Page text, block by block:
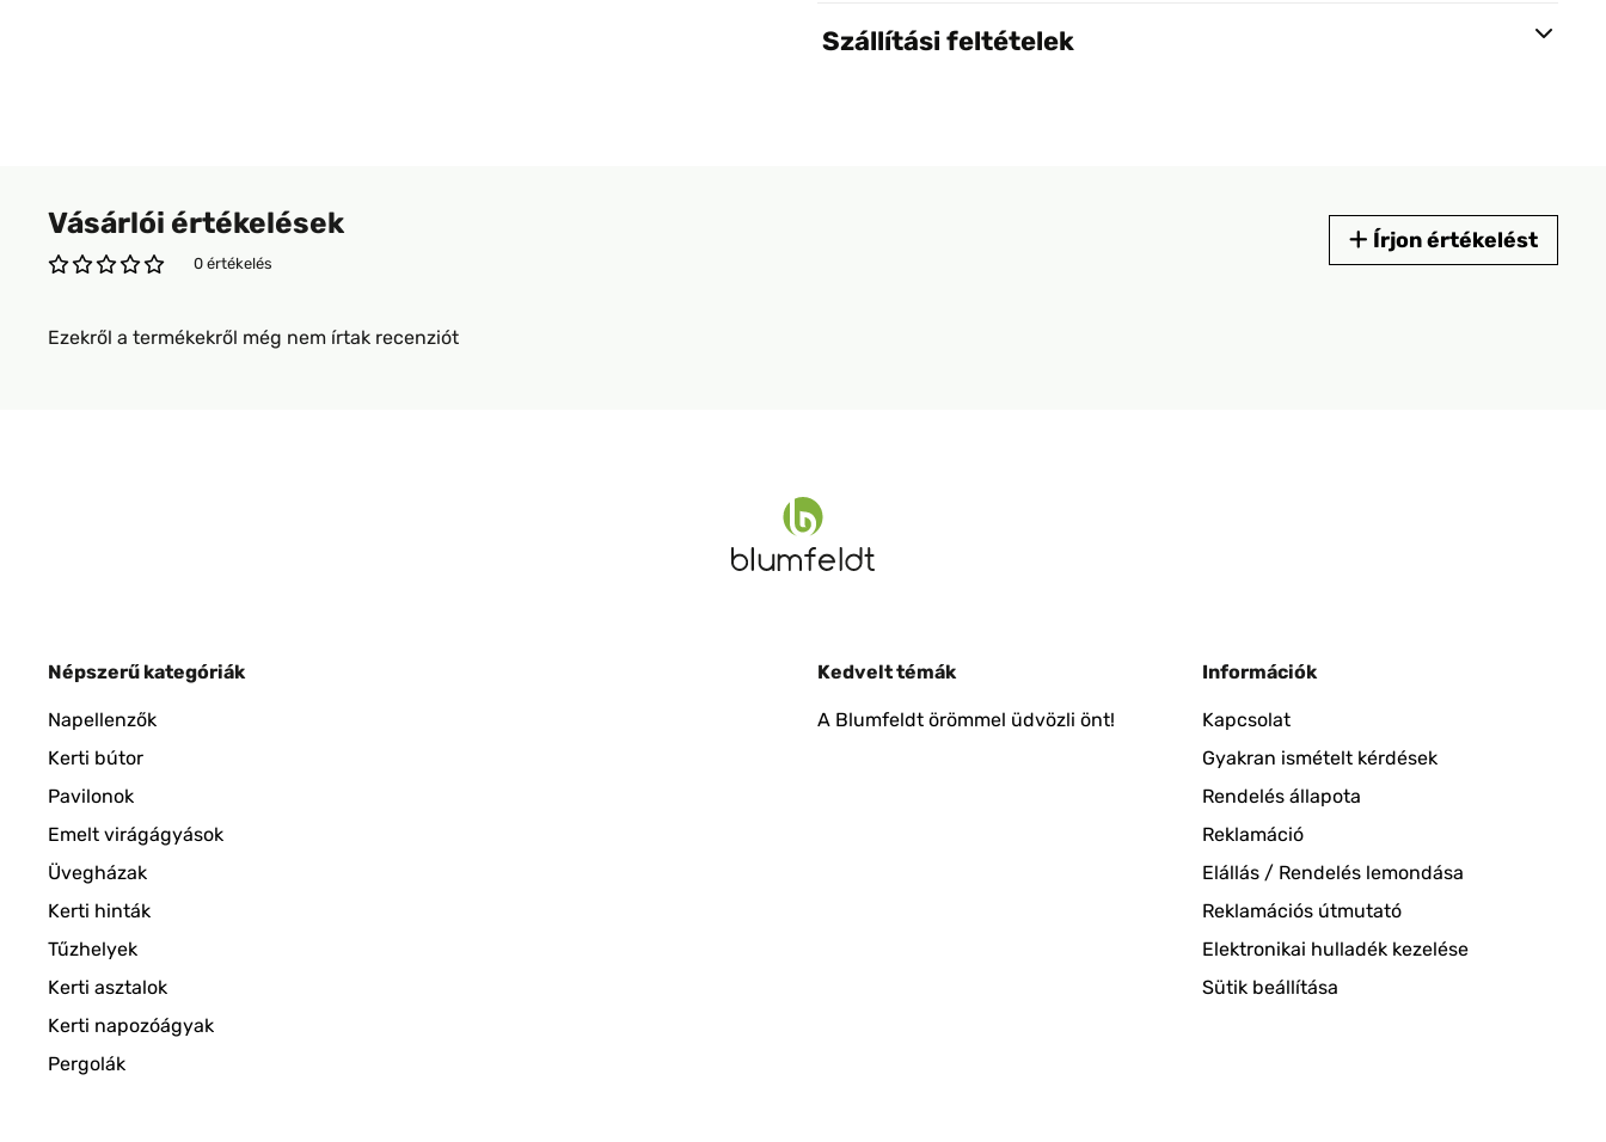
Szállítási feltételek
Vásárlói értékelések
0 értékelés
Írjon értékelést
Ezekről a termékekről még nem írtak recenziót
Népszerű kategóriák
Napellenzők
Kerti bútor
Pavilonok
Emelt virágágyások
Üvegházak
Kerti hinták
Tűzhelyek
Kerti asztalok
Kerti napozóágyak
Pergolák
Kedvelt témák
A Blumfeldt örömmel üdvözli önt!
Információk
Kapcsolat
Gyakran ismételt kérdések
Rendelés állapota
Reklamáció
Elállás / Rendelés lemondása
Reklamációs útmutató
Elektronikai hulladék kezelése
Sütik beállítása